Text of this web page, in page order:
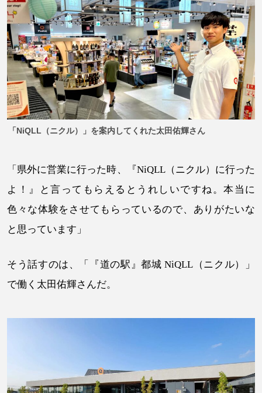
「NiQLL（ニクル）」を案内してくれた太田佑輝さん
「県外に営業に行った時、『NiQLL（ニクル）に行った
よ！』と言ってもらえるとうれしいですね。本当に
色々な体験をさせてもらっているので、ありがたいな
と思っています」
そう話すのは、「『道の駅』都城 NiQLL（ニクル）」
で働く太田佑輝さんだ。